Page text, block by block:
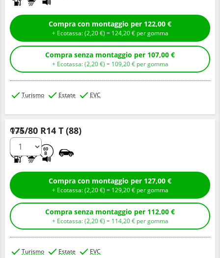
Compra con montaggio per 122,00 €
+ Ecotassa: (2,20€ ) = 124,20€ per gomma
Compra senza montaggio per 107,00 €
+ Ecotassa: (2,20€ ) = 109,20€ per gomma
Turismo Estate EVC
175/80 R14 T (88)
69
B
Q.tà
Compra con montaggio per 127,00 €
+ Ecotassa: (2,20€ ) = 129,20€ per gomma
Compra senza montaggio per 112,00 €
+ Ecotassa: (2,20€ ) = 114,20€ per gomma
Turismo Estate EVC